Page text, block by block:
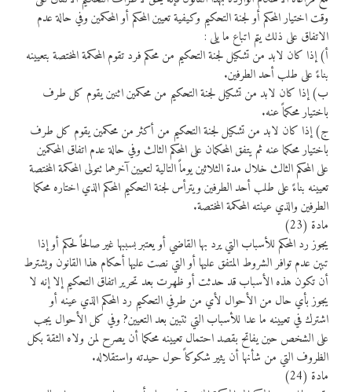
وقت اختيار المحكم أو لجنة التحكيم وكيفية تعيين المحكم أو المحكمين وفي حالة عدم
الاتفاق على ذلك يتم اتباع ما يلى :
أ) إذا كان لابد من تشكيل لجنة التحكيم من محكم فرد تقوم المحكمة المختصة بتعيينه
بناءً على طلب أحد الطرفين.
ب) إذا كان لابد من تشكيل لجنة التحكيم من محكمين اثنين يقوم كل طرف
باختيار محكماً عنه.
ج) إذا كان لابد من تشكيل لجنة التحكيم من أكثر من محكمين يقوم كل طرف
باختيار محكما عنه ثم يتفق المحكمان على المحكم الثالث وفي حالة عدم اتفاق المحكمين
على المحكم الثالث خلال مدة الثلاثين يوماً التالية لتعيين آخرهما تتولى المحكمة المختصة
تعيينه بناءً على طلب أحد الطرفين ويترأس لجنة التحكيم المحكم الذي اختاره محكما
الطرفين والذي عينته المحكمة المختصة.
مادة (23)
يجوز رد المحكم للأسباب التي يرد بها القاضي أو يعتبر بسببها غير صالحاً لحكم أو إذا
تبين عدم توافر الشروط المتفق عليها أو التي نصت عليها أحكام هذا القانون ويشترط
أن تكون هذه الأسباب قد حدثت أو ظهرت بعد تحرير اتفاق التحكيم إلا إنه لا
يجوز بأي حال من الأحوال لأي من طرفي التحكيم رد المحكم الذي عينه أو
اشترك في تعيينه ما عدا للأسباب التي تتبين بعد التعيين? وفي كل الأحوال يجب
على الشخص حين يفاتح بقصد احتمال تعيينه محكما أن يصرح لمن ولاه الثقة بكل
الظروف التي من شأنها أن يثير شكوكاً حول حيدته واستقلاله.
مادة (24)